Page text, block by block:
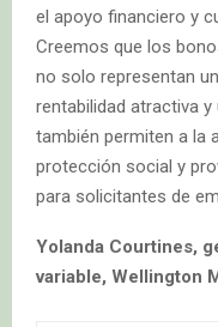
el apoyo financiero y
Creemos que los
no solo representan
rentabilidad atractiva
también permiten a la
protección social y
para solicitantes de
Yolanda Courtines,
variable, Wellington